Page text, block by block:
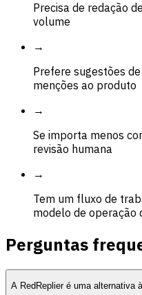
Precisa de redação
volume
→
Prefere sugestões
menções ao produto
→
Se importa menos
revisão humana
→
Tem um fluxo de
modelo de operação
Perguntas
A RedReplier é uma alternativa